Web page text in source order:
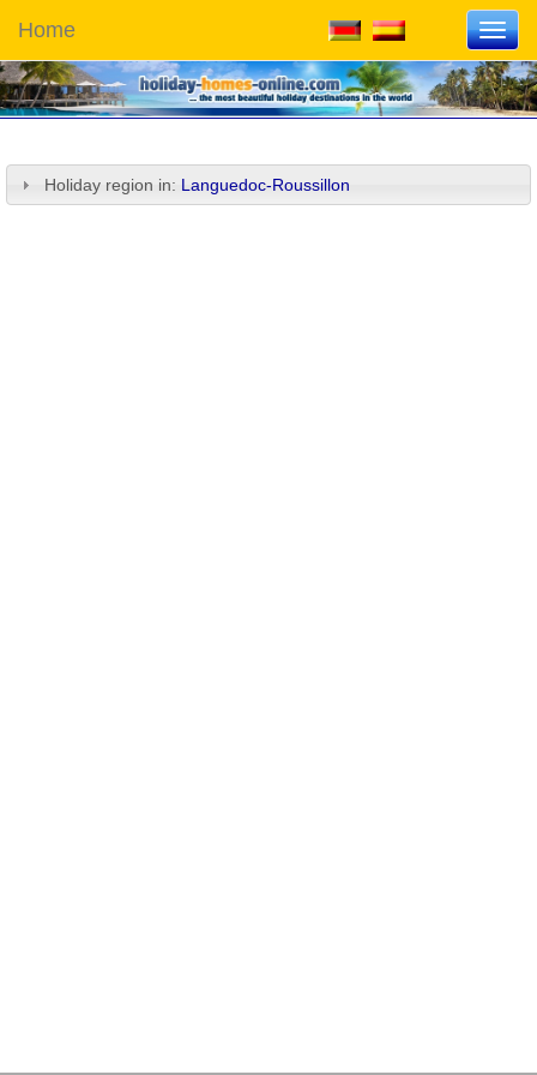
Home
Holiday region in: Languedoc-Roussillon